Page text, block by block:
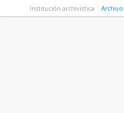
Institución archivística